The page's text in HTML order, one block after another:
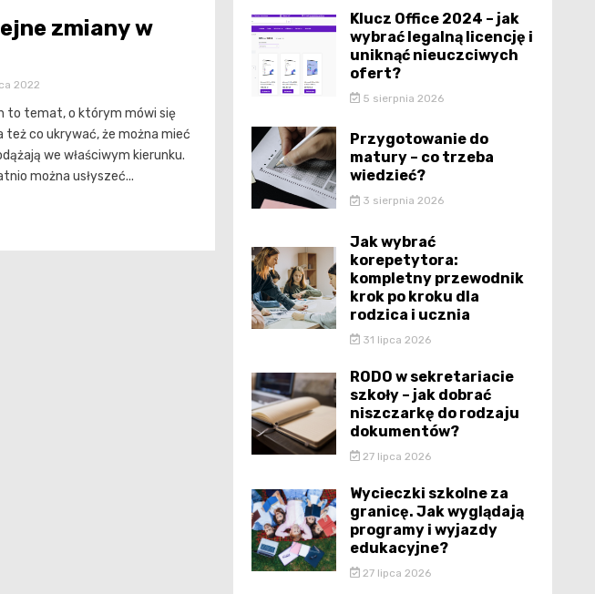
zmiany w
2022
to temat, o którym mówi się
co ukrywać, że można mieć
we właściwym kierunku.
można usłyszeć...
Klucz Office 2024 – jak
wybrać legalną licencję i
uniknąć nieuczciwych
ofert?
5 sierpnia 2026
Przygotowanie do
matury – co trzeba
wiedzieć?
3 sierpnia 2026
Jak wybrać
korepetytora:
kompletny przewodnik
krok po kroku dla
rodzica i ucznia
31 lipca 2026
RODO w sekretariacie
szkoły – jak dobrać
niszczarkę do rodzaju
dokumentów?
27 lipca 2026
Wycieczki szkolne za
granicę. Jak wyglądają
programy i wyjazdy
edukacyjne?
27 lipca 2026